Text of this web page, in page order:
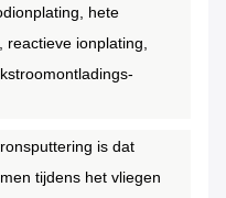
hete
reactieve ionplating,
is dat
tijdens het vliegen